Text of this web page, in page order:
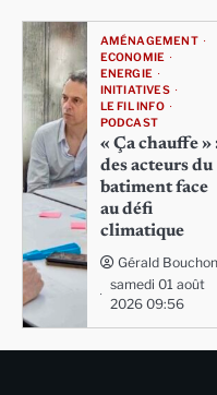
AMÉNAGEMENT
ECONOMIE
ENERGIE
INITIATIVES
LE FIL INFO
PODCAST
« Ça chauffe »
des acteurs du
batiment face
au défi
climatique
Gérald Bouchon
samedi 01 août
2026 09:56